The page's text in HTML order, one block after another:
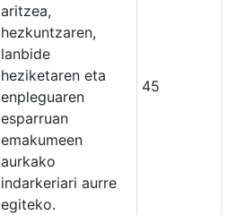
aritzea,
hezkuntzaren,
lanbide
heziketaren eta
enpleguaren
esparruan
emakumeen
aurkako
indarkeriari aurre
egiteko.
45